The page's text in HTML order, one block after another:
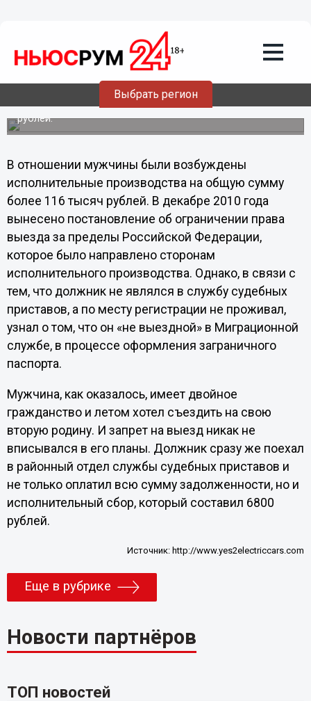
Выбрать регион
Нижегородца не выпускали из страны
за неуплату транспортного налога
Как сообщается на сайте Управления федеральной
службы судебных приставов Нижегородской области,
жителя больше-Мурашкинского района не отпустили на
свою вторую родину из-за долга почти на 100000
рублей.
В отношении мужчины были возбуждены
исполнительные производства на общую сумму
более 116 тысяч рублей. В декабре 2010 года
вынесено постановление об ограничении права
выезда за пределы Российской Федерации,
которое было направлено сторонам
исполнительного производства. Однако, в связи с
тем, что должник не являлся в службу судебных
приставов, а по месту регистрации не проживал,
узнал о том, что он «не выездной» в Миграционной
службе, в процессе оформления заграничного
паспорта.
Мужчина, как оказалось, имеет двойное
гражданство и летом хотел съездить на свою
вторую родину. И запрет на выезд никак не
вписывался в его планы. Должник сразу же поехал
в районный отдел службы судебных приставов и
не только оплатил всю сумму задолженности, но и
исполнительный сбор, который составил 6800
рублей.
Источник: http://www.yes2electriccars.com
Еще в рубрике
Новости партнёров
ТОП новостей